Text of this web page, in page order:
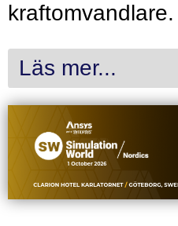
kraftomvandlare.
Läs mer...